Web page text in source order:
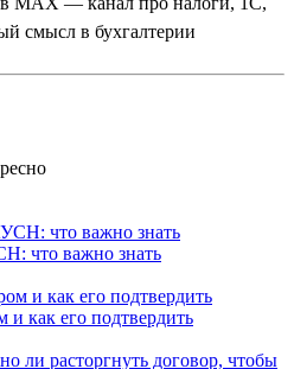
смысл в бухгалтерии
что важно знать
и как его подтвердить